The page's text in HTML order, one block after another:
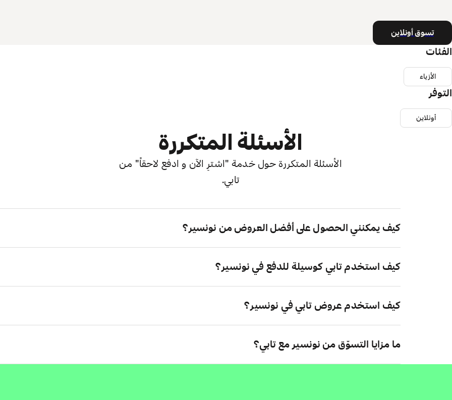
تسوق أونلاين
الفئات
الأزياء
التوفر
أونلاين
الأسئلة المتكررة
الأسئلة المتكررة حول خدمة "اشترِ الآن و ادفع لاحقاً" من
تابي.
كيف يمكنني الحصول على أفضل العروض من نونسير؟
كيف استخدم تابي كوسيلة للدفع في نونسير؟
كيف استخدم عروض تابي في نونسير؟
ما مزايا التسوّق من نونسير مع تابي؟